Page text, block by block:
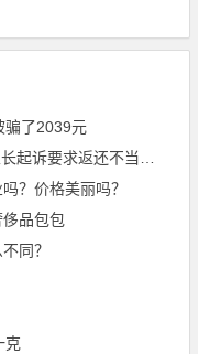
骗了2039元
要求返还不当得利！
？价格美丽吗？
品包包
同？
克